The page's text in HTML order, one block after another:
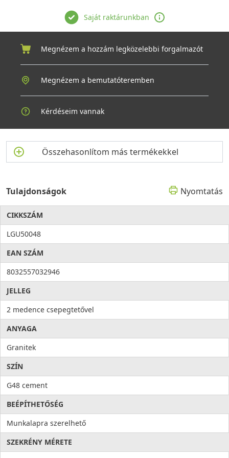
Saját raktárunkban
Megnézem a hozzám legközelebbi forgalmazót
Megnézem a bemutatóteremben
Kérdéseim vannak
Összehasonlítom más termékekkel
Tulajdonságok Nyomtatás
CIKKSZÁM
LGU50048
EAN SZÁM
8032557032946
JELLEG
2 medence csepegtetővel
ANYAGA
Granitek
SZÍN
G48 cement
BEÉPÍTHETŐSÉG
Munkalapra szerelhető
SZEKRÉNY MÉRETE